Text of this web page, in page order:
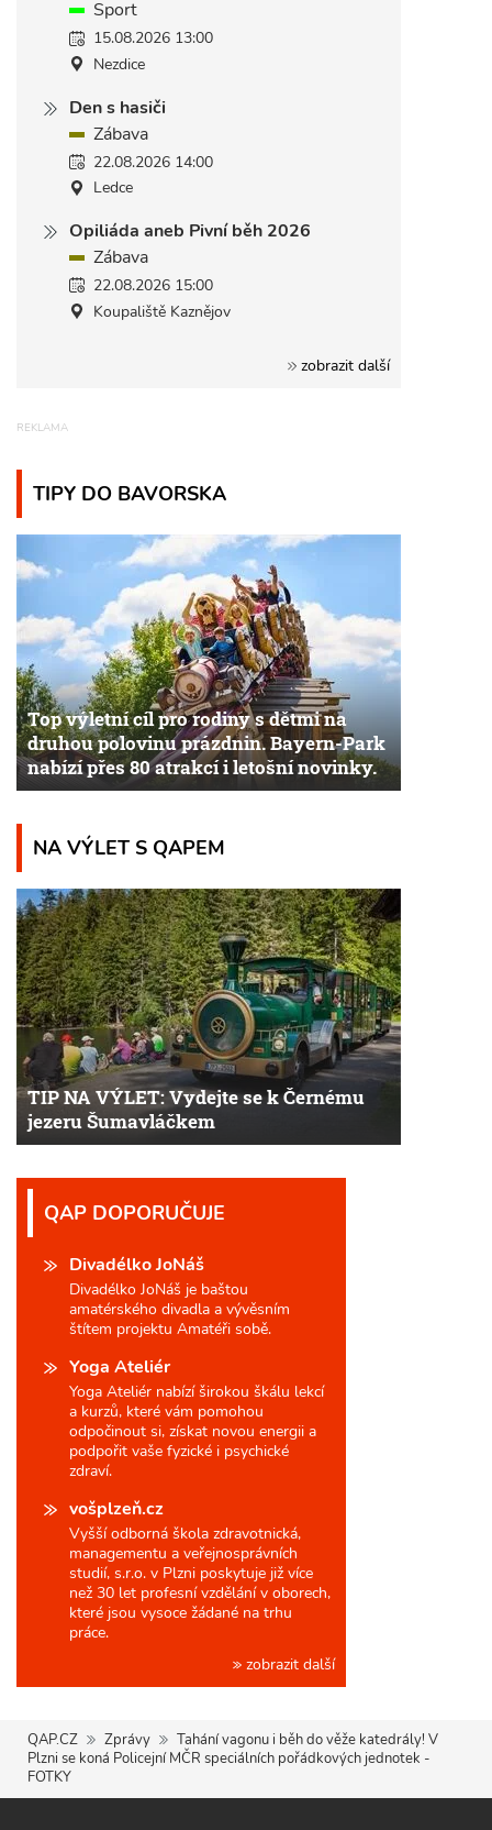
Sport
15.08.2026 13:00
Nezdice
Den s hasiči
Zábava
22.08.2026 14:00
Ledce
Opiliáda aneb Pivní běh 2026
Zábava
22.08.2026 15:00
Koupaliště Kaznějov
zobrazit další
TIPY DO BAVORSKA
Top výletní cíl pro rodiny s dětmi na
druhou polovinu prázdnin. Bayern-Park
nabízí přes 80 atrakcí i letošní novinky.
NA VÝLET S QAPEM
TIP NA VÝLET: Vydejte se k Černému
jezeru Šumavláčkem
QAP DOPORUČUJE
Divadélko JoNáš
Divadélko JoNáš je baštou
amatérského divadla a vývěsním
štítem projektu Amatéři sobě.
Yoga Ateliér
Yoga Ateliér nabízí širokou škálu lekcí
a kurzů, které vám pomohou
odpočinout si, získat novou energii a
podpořit vaše fyzické i psychické
zdraví.
vošplzeň.cz
Vyšší odborná škola zdravotnická,
managementu a veřejnosprávních
studií, s.r.o. v Plzni poskytuje již více
než 30 let profesní vzdělání v oborech,
které jsou vysoce žádané na trhu
práce.
zobrazit další
QAP.CZ Zprávy
Tahání vagonu i běh do věže katedrály! V
Plzni se koná Policejní MČR speciálních pořádkových jednotek -
FOTKY